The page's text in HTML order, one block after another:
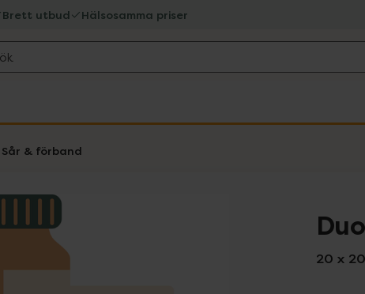
Brett utbud Hälsosamma priser
Sår & förband
1 objekt.
20 x